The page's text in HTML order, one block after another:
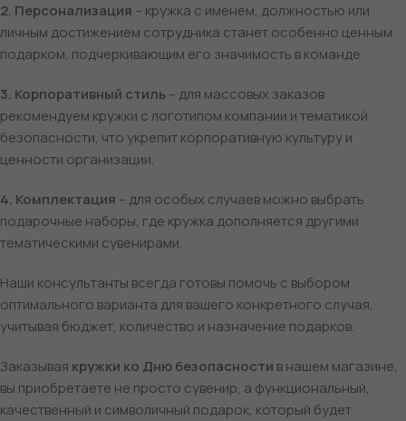
2. Персонализация – кружка с именем, должностью или
личным достижением сотрудника станет особенно ценным
подарком, подчеркивающим его значимость в команде.
3. Корпоративный стиль– для массовых заказов
рекомендуем кружки с логотипом компании и тематикой
безопасности, что укрепит корпоративную культуру и
ценности организации.
4. Комплектация – для особых случаев можно выбрать
подарочные наборы, где кружка дополняется другими
тематическими сувенирами.
Наши консультанты всегда готовы помочь с выбором
оптимального варианта для вашего конкретного случая,
учитывая бюджет, количество и назначение подарков.
Заказывая кружки ко Дню безопасности в нашем магазине,
вы приобретаете не просто сувенир, а функциональный,
качественный и символичный подарок, который будет